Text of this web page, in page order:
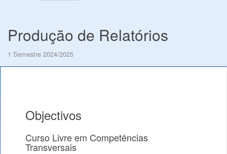
Produção de Relatórios
1 Semestre 2024/2025
Objectivos
Curso Livre em Competências
Transversais